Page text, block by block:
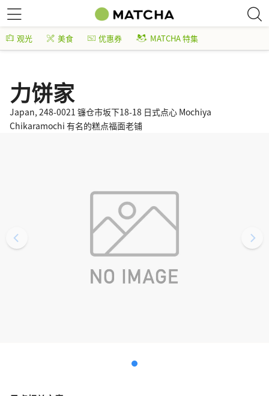
观光 美食 优惠券 MATCHA 特集
力饼家
Japan, 248-0021 镰仓市坂下18-18 日式点心 Mochiya
Chikaramochi 有名的糕点福面老铺